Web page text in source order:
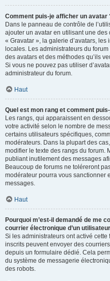
Comment puis-je afficher un avatar
Dans le panneau de contrôle de
ajouter un avatar en utilisant une
« Gravatar », la galerie d’avatars,
locales. Les administrateurs du
des avatars et des méthodes qu’ils
Si vous ne pouvez pas utiliser
administrateur du forum.
Haut
Quel est mon rang et comment
Les rangs, qui apparaissent en
votre activité selon le nombre de
certains utilisateurs spécifiques,
modérateurs. Dans la plupart des
modifier le texte des rangs du forum.
publiant inutilement des messages
Beaucoup de forums ne toléreront
modérateur pourra vous sanctionner
messages.
Haut
Pourquoi m’est-il demandé de me
courrier électronique d’un
Si les administrateurs ont activé
inscrits peuvent envoyer des
depuis un formulaire dédié. Cela
du système de messagerie
des robots.